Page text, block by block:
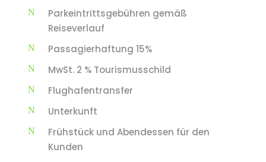
Parkeintrittsgebühren gemäß
Reiseverlauf
Passagierhaftung 15%
MwSt. 2 % Tourismusschild
Flughafentransfer
Unterkunft
Frühstück und Abendessen für den
Kunden